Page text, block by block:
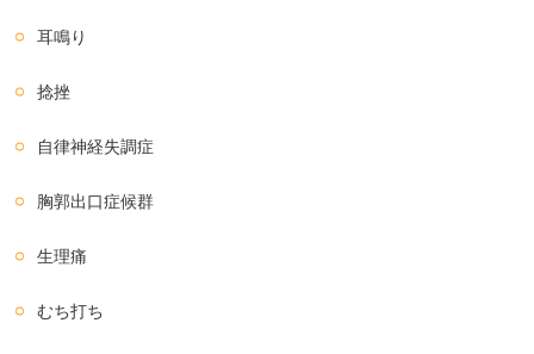
耳鳴り
捻挫
自律神経失調症
胸郭出口症候群
生理痛
むち打ち